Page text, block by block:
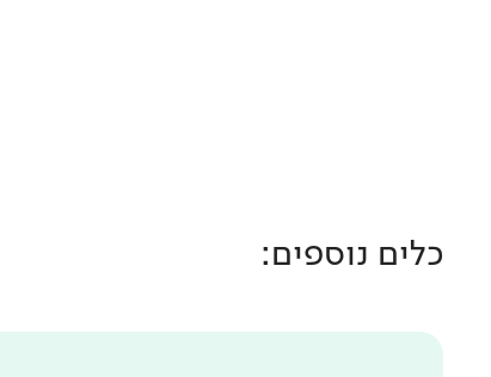
כלים נוספים: